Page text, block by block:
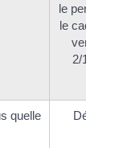
le
le cadre
2/1800-
quelle